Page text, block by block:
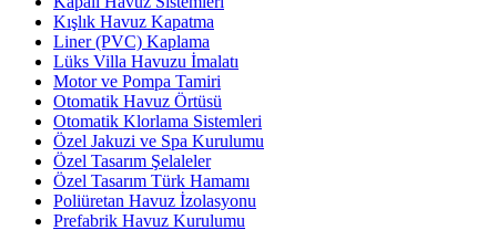
Kışlık Havuz Kapatma
Liner (PVC) Kaplama
Lüks Villa Havuzu İmalatı
Motor ve Pompa Tamiri
Otomatik Havuz Örtüsü
Otomatik Klorlama Sistemleri
Özel Jakuzi ve Spa Kurulumu
Özel Tasarım Şelaleler
Özel Tasarım Türk Hamamı
Poliüretan Havuz İzolasyonu
Prefabrik Havuz Kurulumu